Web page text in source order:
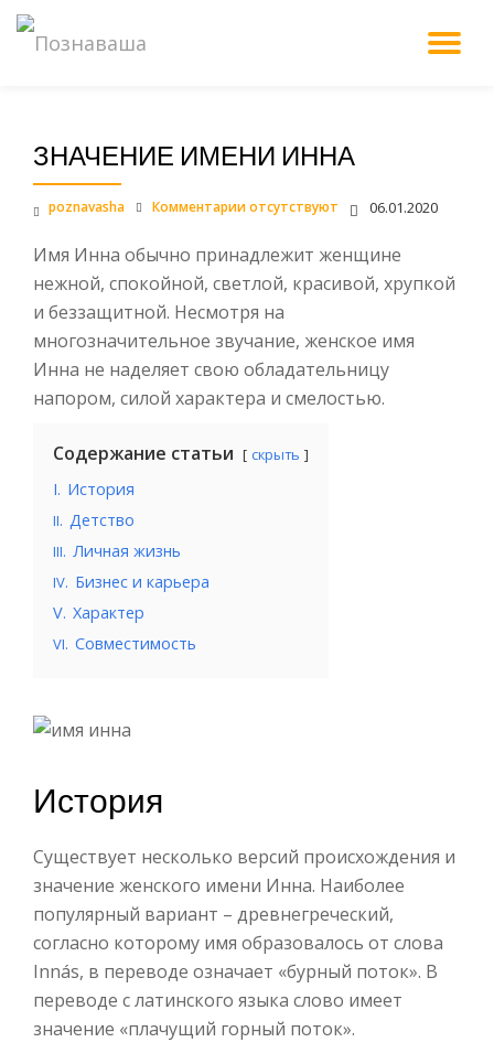
Перейти
ЗНАЧЕНИЕ ИМЕНИ ИННА
poznavasha 06.01.2020
Комментарии отсутствуют
Имя Инна обычно принадлежит женщине
нежной, спокойной, светлой, красивой, хрупкой
и беззащитной. Несмотря на
многозначительное звучание, женское имя
Инна не наделяет свою обладательницу
напором, силой характера и смелостью.
Содержание статьи скрыть
I. История
II. Детство
III. Личная жизнь
IV. Бизнес и карьера
V. Характер
VI. Совместимость
История
Существует несколько версий происхождения и
значение женского имени Инна. Наиболее
популярный вариант – древнегреческий,
согласно которому имя образовалось от слова
Innás, в переводе означает «бурный поток». В
переводе с латинского языка слово имеет
значение «плачущий горный поток».